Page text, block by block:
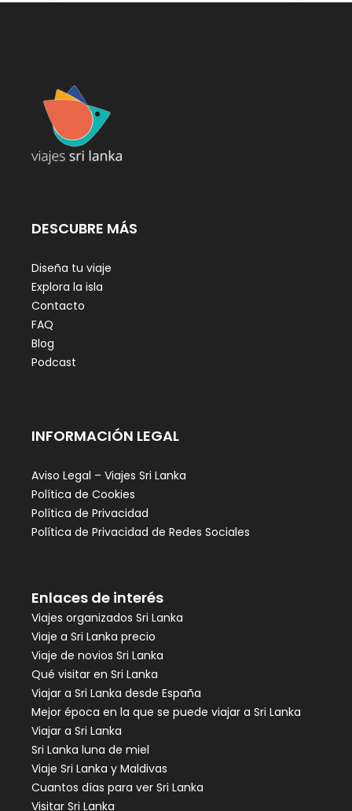
DESCUBRE MÁS
Diseña tu viaje
Explora la isla
Contacto
FAQ
Blog
Podcast
INFORMACIÓN LEGAL
Aviso Legal – Viajes Sri Lanka
Política de Cookies
Política de Privacidad
Política de Privacidad de Redes Sociales
Enlaces de interés
Viajes organizados Sri Lanka
Viaje a Sri Lanka precio
Viaje de novios Sri Lanka
Qué visitar en Sri Lanka
Viajar a Sri Lanka desde España
Mejor época en la que se puede viajar a Sri Lanka
Viajar a Sri Lanka
Sri Lanka luna de miel
Viaje Sri Lanka y Maldivas
Cuantos días para ver Sri Lanka
Visitar Sri Lanka